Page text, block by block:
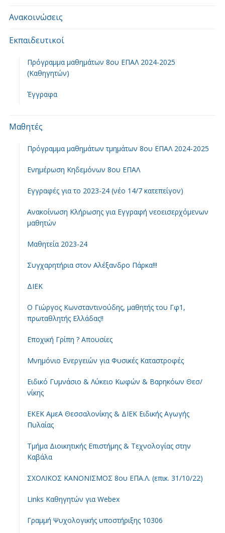
Ανακοινώσεις
Εκπαιδευτικοί
Πρόγραμμα μαθημάτων 8ου ΕΠΑΛ 2024-2025
(Καθηγητών)
Έγγραφα
Μαθητές
Πρόγραμμα μαθημάτων τμημάτων 8ου ΕΠΑΛ 2024-2025
Ενημέρωση Κηδεμόνων 8ου ΕΠΑΛ
Εγγραφές για το 2023-24 (νέο 14/7 κατεπείγον)
Ανακοίνωση Κλήρωσης για Εγγραφή νεοεισερχόμενων
μαθητών
Μαθητεία 2023-24
Συγχαρητήρια στον Αλέξανδρο Πάρκα!!!
ΔΙΕΚ
Ο Γιώργος Κωνσταντινούδης, μαθητής του Γφ1,
πρωταθλητής Ελλάδας!!
Εποχική Γρίπη ? Απουσίες
Μνημόνιο Ενεργειών για Φυσικές Καταστροφές
Ειδικό Γυμνάσιο & Λύκειο Κωφών & Βαρηκόων Θεσ/
νίκης
ΕΚΕΚ ΑμεΑ Θεσσαλονίκης & ΔΙΕΚ Ειδικής Αγωγής
Πυλαίας
Τμήμα Διοικητικής Επιστήμης & Τεχνολογίας στην
Καβάλα
ΣΧΟΛΙΚΟΣ ΚΑΝΟΝΙΣΜΟΣ 8ου ΕΠΑ.Λ. (επικ. 31/10/22)
Links Καθηγητών για Webex
Γραμμή Ψυχολογικής υποστήριξης 10306